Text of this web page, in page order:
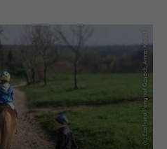
(c) Esel-und Ponyhof Goseck, Amrei Knauf